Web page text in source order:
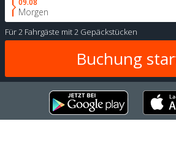
09.08
Morgen
Für2 Fahrgäste mit2 Gepäckstücken